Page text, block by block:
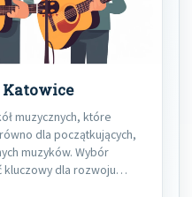
muzycznych, które
dla początkujących,
muzyków. Wybór
kluczowy dla rozwoju